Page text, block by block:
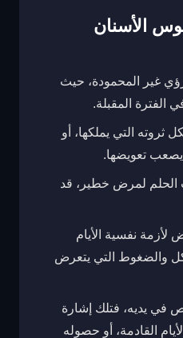
الأسنان
غير المحمودة، حيث
المقبلة.
التي يملكها، أو
يصعب تعويضها.
لمرض خطير، قد
لأزمة نفسية الأيام
والضغوط التي يتعرض
في يديه، فتلك إشارة
القادمة، أو حصوله